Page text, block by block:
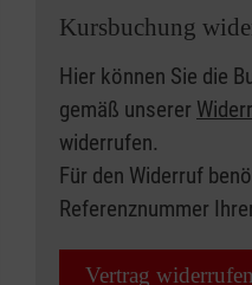
Kursbuchung
Hier können Sie die
gemäß unserer
widerrufen.
Für den Widerruf
Referenznummer
Vertrag